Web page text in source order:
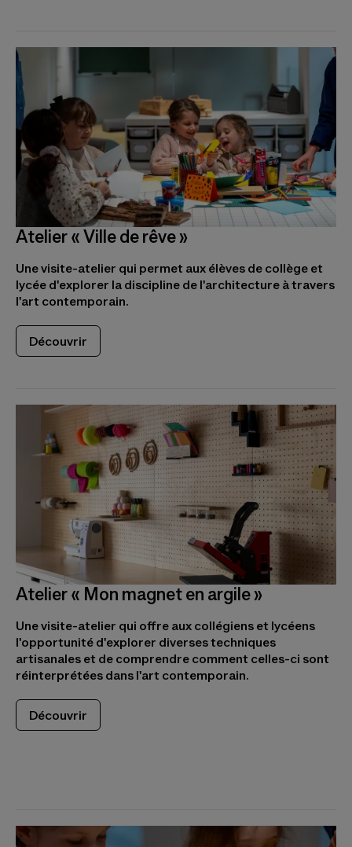
Atelier « Ville de rêve »
Une visite-atelier qui permet aux élèves de collège et
lycée d'explorer la discipline de l'architecture à travers
l'art contemporain.
Découvrir
Atelier « Mon magnet en argile »
Une visite-atelier qui offre aux collégiens et lycéens
l'opportunité d'explorer diverses techniques
artisanales et de comprendre comment celles-ci sont
réinterprétées dans l'art contemporain.
Découvrir